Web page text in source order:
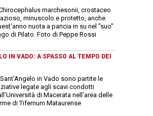
marchesonii, crostaceo
minuscolo e protetto, anche
nuota a pancia in su nel "suo"
di Pilato. Foto di Peppe Rossi
IN VADO: A SPASSO AL TEMPO DEI
in Vado sono partite le
legate agli scavi condotti
di Macerata nell’area delle
di Tifernum Mataurense